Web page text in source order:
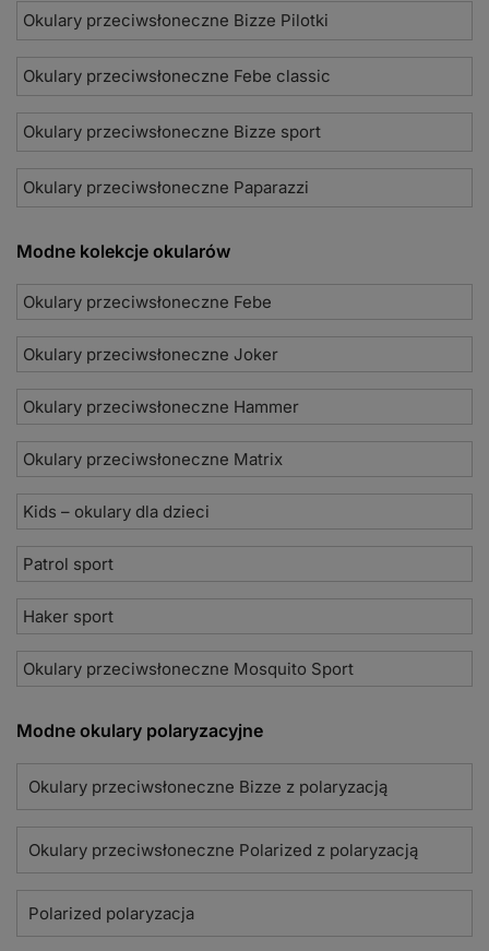
Okulary przeciwsłoneczne Bizze Pilotki
Okulary przeciwsłoneczne Febe classic
Okulary przeciwsłoneczne Bizze sport
Okulary przeciwsłoneczne Paparazzi
Modne kolekcje okularów
Okulary przeciwsłoneczne Febe
Okulary przeciwsłoneczne Joker
Okulary przeciwsłoneczne Hammer
Okulary przeciwsłoneczne Matrix
Kids – okulary dla dzieci
Patrol sport
Haker sport
Okulary przeciwsłoneczne Mosquito Sport
Modne okulary polaryzacyjne
Okulary przeciwsłoneczne Bizze z polaryzacją
Okulary przeciwsłoneczne Polarized z polaryzacją
Polarized polaryzacja